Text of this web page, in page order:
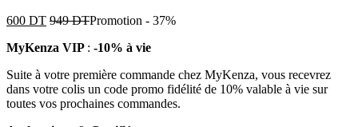
600 DT 949DTPromotion - 37%
MyKenza VIP : -10% à vie
Suite à votre première commande chez MyKenza, vous recevrez
dans votre colis un code promo fidélité de 10% valable à vie sur
toutes vos prochaines commandes.